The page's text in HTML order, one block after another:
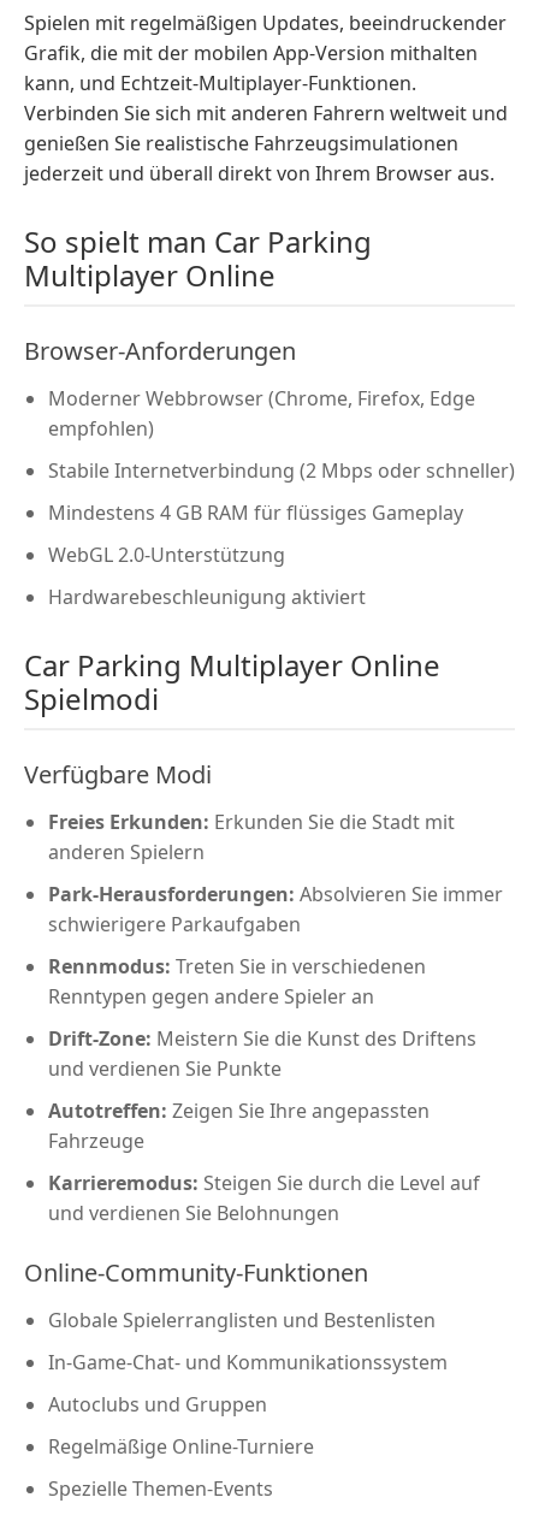
Spielen mit regelmäßigen Updates, beeindruckender
Grafik, die mit der mobilen App-Version mithalten
kann, und Echtzeit-Multiplayer-Funktionen.
Verbinden Sie sich mit anderen Fahrern weltweit und
genießen Sie realistische Fahrzeugsimulationen
jederzeit und überall direkt von Ihrem Browser aus.
So spielt man Car Parking
Multiplayer Online
Browser-Anforderungen
Moderner Webbrowser (Chrome, Firefox, Edge
empfohlen)
Stabile Internetverbindung (2 Mbps oder schneller)
Mindestens 4 GB RAM für flüssiges Gameplay
WebGL 2.0-Unterstützung
Hardwarebeschleunigung aktiviert
Car Parking Multiplayer Online
Spielmodi
Verfügbare Modi
Freies Erkunden: Erkunden Sie die Stadt mit
anderen Spielern
Park-Herausforderungen: Absolvieren Sie immer
schwierigere Parkaufgaben
Rennmodus: Treten Sie in verschiedenen
Renntypen gegen andere Spieler an
Drift-Zone: Meistern Sie die Kunst des Driftens
und verdienen Sie Punkte
Autotreffen: Zeigen Sie Ihre angepassten
Fahrzeuge
Karrieremodus: Steigen Sie durch die Level auf
und verdienen Sie Belohnungen
Online-Community-Funktionen
Globale Spielerranglisten und Bestenlisten
In-Game-Chat- und Kommunikationssystem
Autoclubs und Gruppen
Regelmäßige Online-Turniere
Spezielle Themen-Events